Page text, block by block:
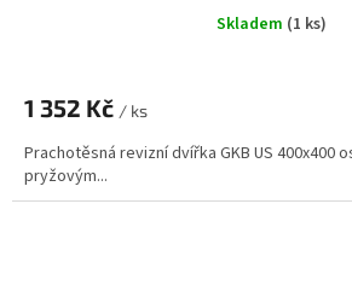
Skladem (1 ks)
1 352 Kč / ks
Prachotěsná revizní dvířka GKB US 400x400
pryžovým...